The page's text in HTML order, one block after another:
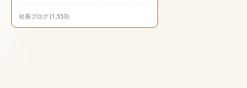
社長ブログ(1,553)